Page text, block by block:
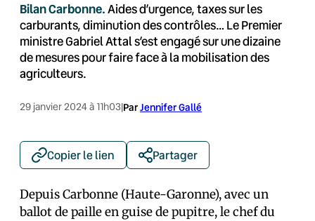
Bilan Carbonne.Aides d’urgence, taxes sur les
carburants, diminution des contrôles… Le Premier
ministre Gabriel Attal s’est engagé sur une dizaine
de mesures pour faire face à la mobilisation des
agriculteurs.
29 janvier 2024 à 11h03|ParJennifer Gallé
Copier le lien Partager
Depuis Carbonne (Haute-Garonne), avec un
ballot de paille en guise de pupitre, le chef du